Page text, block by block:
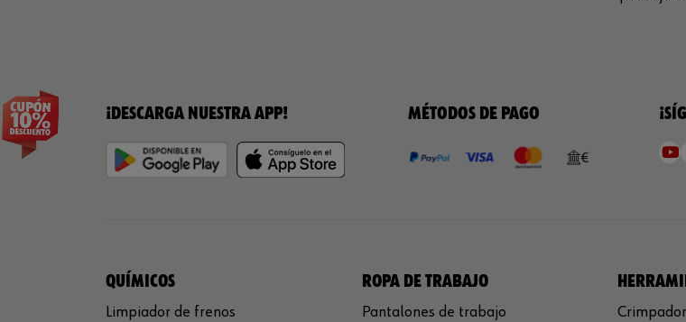
¡DESCARGA NUESTRA APP! MÉTODOS DE PAGO
QUÍMICOS
Limpiador de frenos
ROPA DE TRABAJO
Pantalones de trabajo